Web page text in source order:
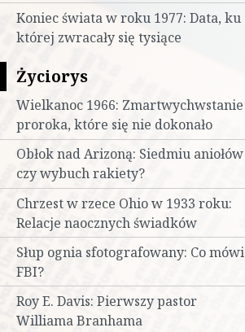
Koniec świata w roku 1977: Data, ku
której zwracały się tysiące
Życiorys
Wielkanoc 1966: Zmartwychwstanie
proroka, które się nie dokonało
Obłok nad Arizoną: Siedmiu aniołów
czy wybuch rakiety?
Chrzest w rzece Ohio w 1933 roku:
Relacje naocznych świadków
Słup ognia sfotografowany: Co mówi
FBI?
Roy E. Davis: Pierwszy pastor
Williama Branhama